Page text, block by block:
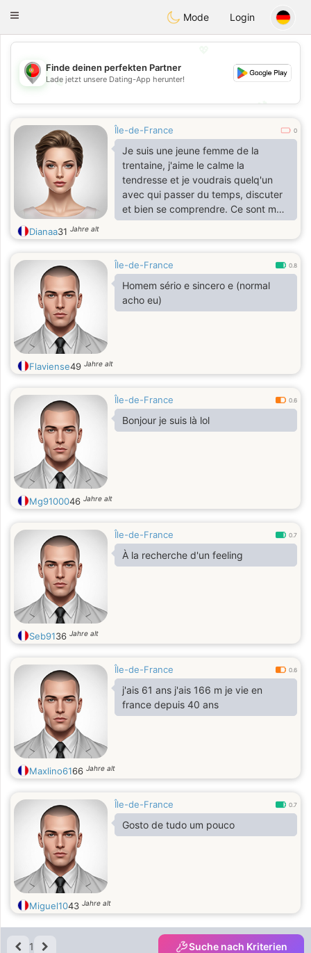
Portugues
Toggle
Mode Login
💖
💕
Finde deinen perfekten Partner
Lade jetzt unsere Dating-App herunter!
Île-de-France 0
Je suis une jeune femme de la
trentaine, j'aime le calme la
tendresse et je voudrais quelq'un
avec qui passer du temps, discuter
et bien se comprendre. Ce sont mes
premiers pas sur les sites de
rencontres.
Dianaa31 Jahre alt
Île-de-France 0.8
Homem sério e sincero e (normal
acho eu)
Flaviense49 Jahre alt
Île-de-France 0.6
Bonjour je suis là lol
Mg9100046 Jahre alt
Île-de-France 0.7
À la recherche d'un feeling
Seb9136 Jahre alt
Île-de-France 0.6
j'ais 61 ans j'ais 166 m je vie en
france depuis 40 ans
Maxlino6166 Jahre alt
Île-de-France 0.7
Gosto de tudo um pouco
Miguel1043 Jahre alt
1 Suche nach Kriterien